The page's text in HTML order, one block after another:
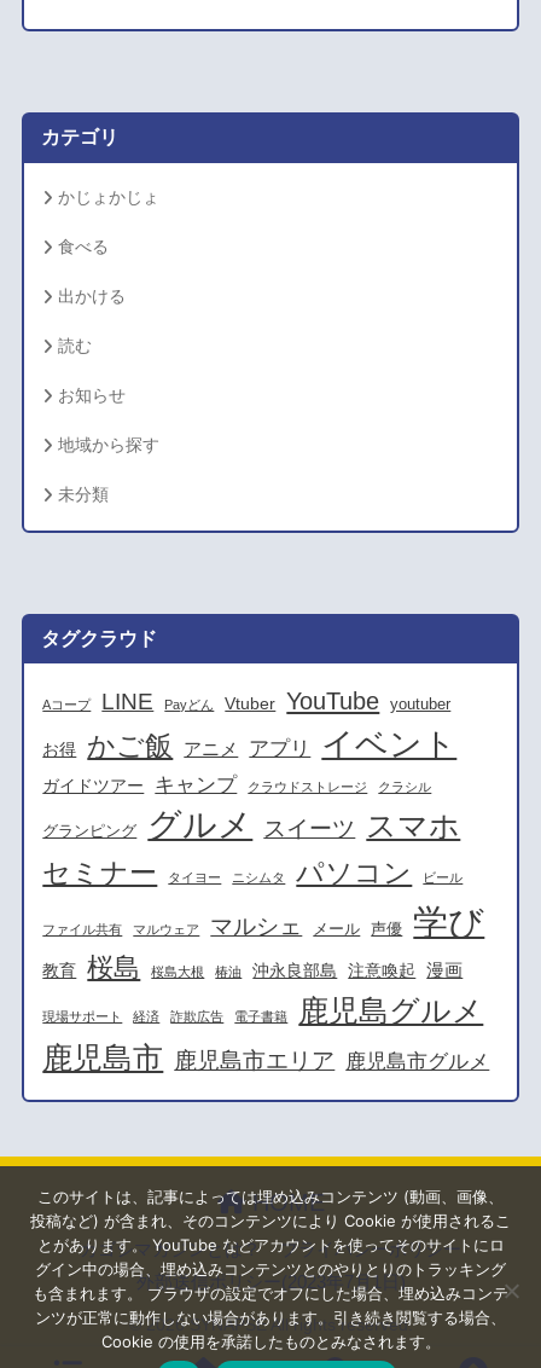
カ
カテゴリ
かじょかじょ
食べる
出かける
読む
お知らせ
地域から探す
未分類
タグクラウド
Aコープ LINE Payどん Vtuber YouTube youtuber
お得 かご飯 アニメ アプリ イベント
ガイドツアー キャンプ クラウドストレージ クラシル
グランピング グルメ スイーツ スマホ
セミナー タイヨー ニシムタ パソコン ビール
ファイル共有 マルウェア マルシェ メール 声優 学び
教育 桜島 桜島大根 椿油 沖永良部島 注意喚起 漫画
現場サポート 経済 詐欺広告 電子書籍 鹿児島グルメ
鹿児島市 鹿児島市エリア 鹿児島市グルメ
HOME
カゴシマガジンとは？
プライバシーポリシー
外部送信ポリシー(2023年7月1日)
© 2026SYNAPSEAll rights reserved.
このサイトは、記事によっては埋め込みコンテンツ (動画、画像、
投稿など) が含まれ、そのコンテンツにより Cookie が使用されるこ
とがあります。 YouTube などアカウントを使ってそのサイトにロ
グイン中の場合、埋め込みコンテンツとのやりとりのトラッキング
も含まれます。 ブラウザの設定でオフにした場合、埋め込みコンテ
ンツが正常に動作しない場合があります。引き続き閲覧する場合、
Cookie の使用を承諾したものとみなされます。